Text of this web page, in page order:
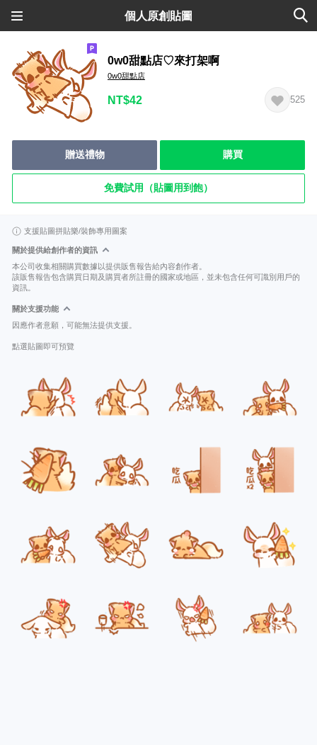
個人原創貼圖
0w0甜點店♡來打架啊
0w0甜點店
NT$42 525
贈送禮物 購買
免費試用（貼圖用到飽）
支援貼圖拼貼樂/裝飾專用圖案
關於提供給創作者的資訊
本公司收集相關購買數據以提供販售報告給內容創作者。
該販售報告包含購買日期及購買者所註冊的國家或地區，並未包含任何可識別用戶的
資訊。
關於支援功能
因應作者意願，可能無法提供支援。
點選貼圖即可預覽